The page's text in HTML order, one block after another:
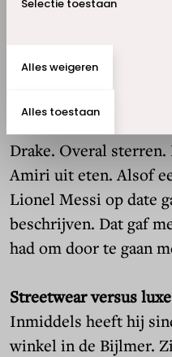
Alles toestaan
Selectie toestaan
Alles weigeren
vertrouwen, sprak
Drake. Overal
Amiri uit eten. Alsof
Lionel Messi op date
beschrijven. Dat gaf
had om door te gaan
Streetwear versus luxe
Inmiddels heeft hij
winkel in de Bijlmer.